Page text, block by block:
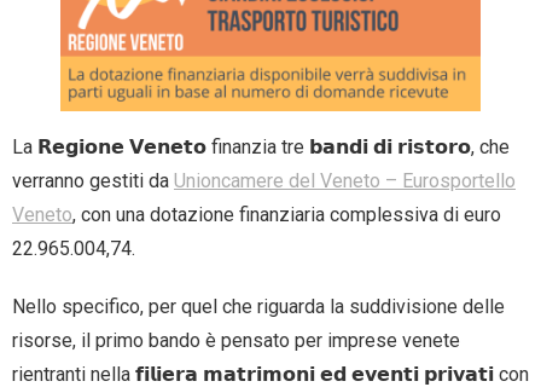
La 𝗥𝗲𝗴𝗶𝗼𝗻𝗲 𝗩𝗲𝗻𝗲𝘁𝗼 finanzia tre 𝗯𝗮𝗻𝗱𝗶 𝗱𝗶 𝗿𝗶𝘀𝘁𝗼𝗿𝗼, che
verranno gestiti da Unioncamere del Veneto – Eurosportello
Veneto, con una dotazione finanziaria complessiva di euro
22.965.004,74.
Nello specifico, per quel che riguarda la suddivisione delle
risorse, il primo bando è pensato per imprese venete
rientranti nella 𝗳𝗶𝗹𝗶𝗲𝗿𝗮 𝗺𝗮𝘁𝗿𝗶𝗺𝗼𝗻𝗶 𝗲𝗱 𝗲𝘃𝗲𝗻𝘁𝗶 𝗽𝗿𝗶𝘃𝗮𝘁𝗶 con